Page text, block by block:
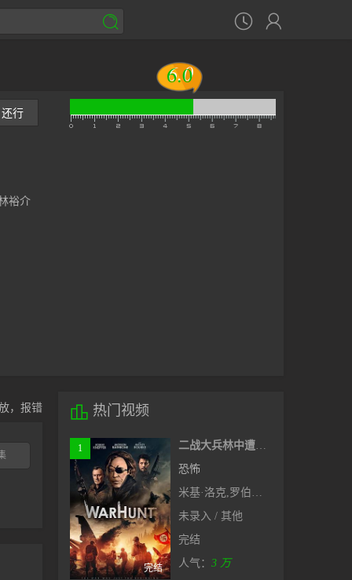
 

还行
裕介
6.0
6.0
，报错  热门视频
完结
1
恐怖
未录入 / 其他
完结
人气：3 万